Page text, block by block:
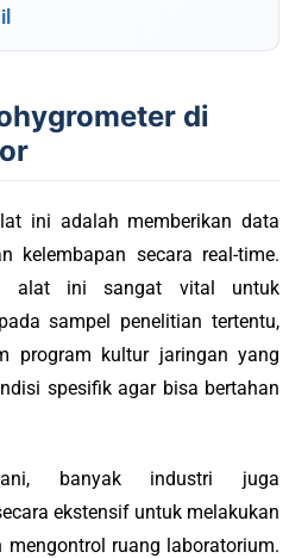
di
ini adalah memberikan data
kelembapan secara real-time.
alat ini sangat vital untuk
sampel penelitian tertentu,
program kultur jaringan yang
spesifik agar bisa bertahan
banyak industri juga
ekstensif untuk melakukan
mengontrol ruang laboratorium.